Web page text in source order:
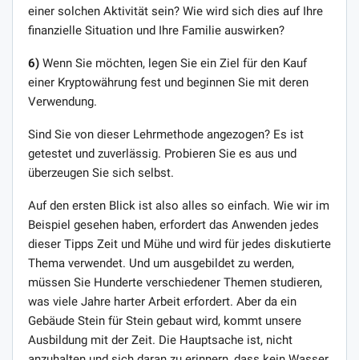
einer solchen Aktivität sein? Wie wird sich dies auf Ihre
finanzielle Situation und Ihre Familie auswirken?
6) Wenn Sie möchten, legen Sie ein Ziel für den Kauf
einer Kryptowährung fest und beginnen Sie mit deren
Verwendung.
Sind Sie von dieser Lehrmethode angezogen? Es ist
getestet und zuverlässig. Probieren Sie es aus und
überzeugen Sie sich selbst.
Auf den ersten Blick ist also alles so einfach. Wie wir im
Beispiel gesehen haben, erfordert das Anwenden jedes
dieser Tipps Zeit und Mühe und wird für jedes diskutierte
Thema verwendet. Und um ausgebildet zu werden,
müssen Sie Hunderte verschiedener Themen studieren,
was viele Jahre harter Arbeit erfordert. Aber da ein
Gebäude Stein für Stein gebaut wird, kommt unsere
Ausbildung mit der Zeit. Die Hauptsache ist, nicht